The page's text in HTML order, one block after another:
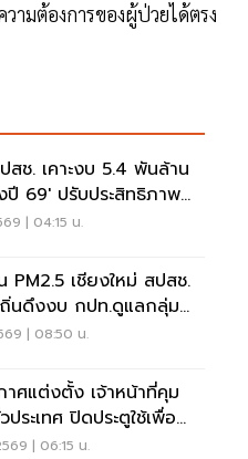
ามต้องการของผู้ป่วยได้ตรง
สช. เคาะงบ 5.4 พันล้าน
ปี 69' ปรับประสิทธิภาพ
รผู้ป่วยใน
| 04:15 น.
PM2.5 เชียงใหม่ สปสช.
นดึงงบ กปท.ดูแลกลุ่ม
| 08:50 น.
าศแต่งตั้ง เจ้าหน้าที่คุม
ระเทศ ปิดประตูใช้เพื่อ
ร | 06:15 น.